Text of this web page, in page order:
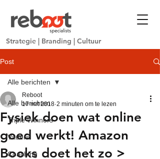
Strategie | Branding | Cultuur
Post
Alle berichten
Triple Winners
Vaders
Coaching
Alle berichten
Fysiek doen wat online
goed werkt! Amazon
Books doet het zo >
Reboot
17 mrt 2018 2 minuten om te lezen